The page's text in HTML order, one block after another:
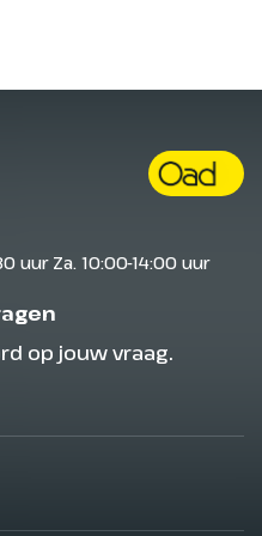
uur Za. 10:00-14:00 uur
op jouw vraag.